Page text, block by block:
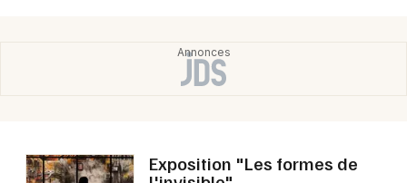
Exposition "Les formes de